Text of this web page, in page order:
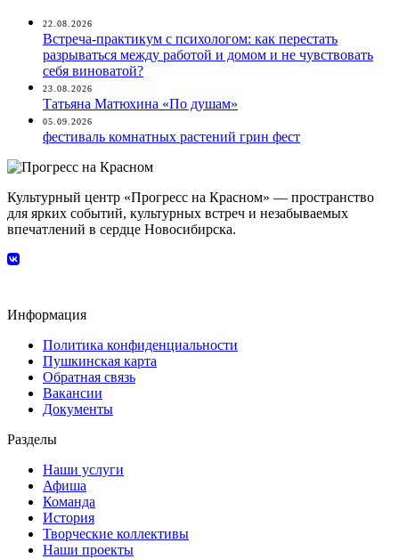
22.08.2026
Встреча-практикум с психологом: как перестать
разрываться между работой и домом и не чувствовать
себя виноватой?
23.08.2026
Татьяна Матюхина «По душам»
05.09.2026
фестиваль комнатных растений грин фест
Культурный центр «Прогресс на Красном» — пространство
для ярких событий, культурных встреч и незабываемых
впечатлений в сердце Новосибирска.
Информация
Политика конфиденциальности
Пушкинская карта
Обратная связь
Вакансии
Документы
Разделы
Наши услуги
Афиша
Команда
История
Творческие коллективы
Наши проекты